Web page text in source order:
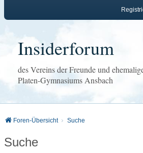
Insiderforum
des Vereins der Freunde und
Platen-Gymnasiums Ansbach
Foren-Übersicht Suche
Suche